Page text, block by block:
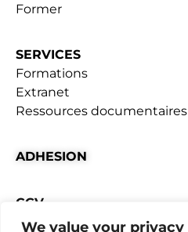
We value your privacy
Former
SERVICES
Formations
Extranet
Ressources documentaires
ADHESION
CGV